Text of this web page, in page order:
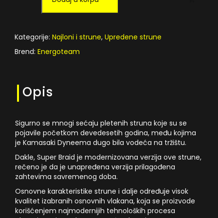
21.30kg
količina
Kategorije: Najloni i strune, Upredene strune
Brend: Energoteam
Opis
Sigurno se mnogi sećaju pletenih struna koje su se
pojavile početkom devedesetih godina, među kojima
je Kamasaki Dyneema dugo bila vodeća na tržištu.
Dakle, Super Braid je modernizovana verzija ove strune,
rečeno je da je unapređena verzija prilagođena
zahtevima savremenog doba.
Osnovne karakteristike strune i dalje određuje visok
kvalitet izabranih osnovnih vlakana, koja se proizvode
korišćenjem najmodernijih tehnoloških procesa